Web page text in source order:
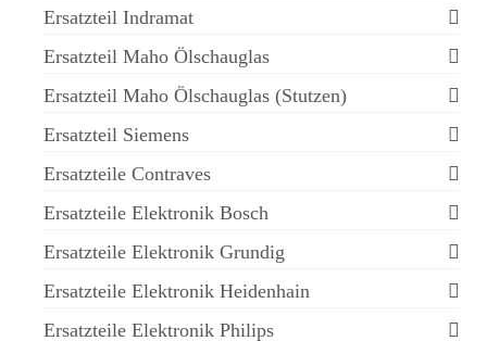
Ersatzteil Indramat
Ersatzteil Maho Ölschauglas
Ersatzteil Maho Ölschauglas (Stutzen)
Ersatzteil Siemens
Ersatzteile Contraves
Ersatzteile Elektronik Bosch
Ersatzteile Elektronik Grundig
Ersatzteile Elektronik Heidenhain
Ersatzteile Elektronik Philips